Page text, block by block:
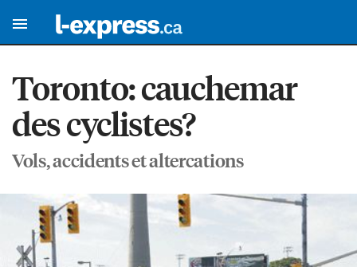
Toronto: cauchemar
des cyclistes?
Vols, accidents et altercations